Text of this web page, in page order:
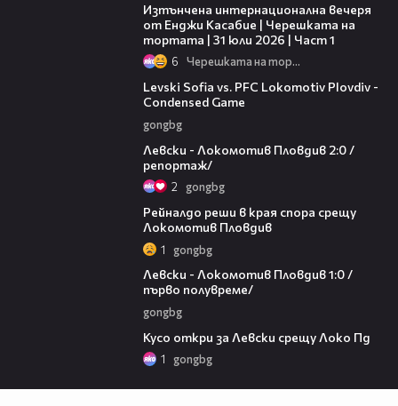
Изтънчена интернационална вечеря
от Енджи Касабие | Черешката на
тортата | 31 юли 2026 | Част 1
6 Черешката на тортата
Levski Sofia vs. PFC Lokomotiv Plovdiv -
Condensed Game
gongbg
Левски - Локомотив Пловдив 2:0 /
репортаж/
2 gongbg
Рейналдо реши в края спора срещу
Локомотив Пловдив
1 gongbg
Левски - Локомотив Пловдив 1:0 /
първо полувреме/
gongbg
Кусо откри за Левски срещу Локо Пд
1 gongbg